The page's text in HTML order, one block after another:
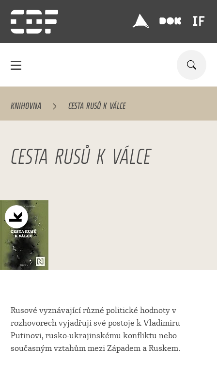
KNIHOVNA CESTA RUSŮ K VÁLCE
CESTA RUSŮ K VÁLCE
Rusové vyznávající různé politické hodnoty v
rozhovorech vyjadřují své postoje k Vladimiru
Putinovi, rusko-ukrajinskému konfliktu nebo
současným vztahům mezi Západem a Ruskem.